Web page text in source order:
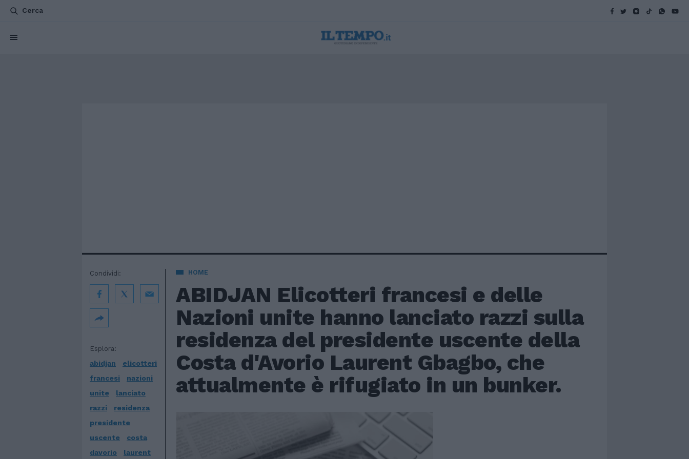
Cerca
HOME
ABIDJAN Elicotteri francesi e delle
Nazioni unite hanno lanciato razzi sulla
residenza del presidente uscente della
Costa d'Avorio Laurent Gbagbo, che
attualmente è rifugiato in un bunker.
Esplora:
abidjan
elicotteri
francesi
nazioni
unite
lanciato
razzi
residenza
presidente
uscente
costa
davorio
laurent
Condividi: